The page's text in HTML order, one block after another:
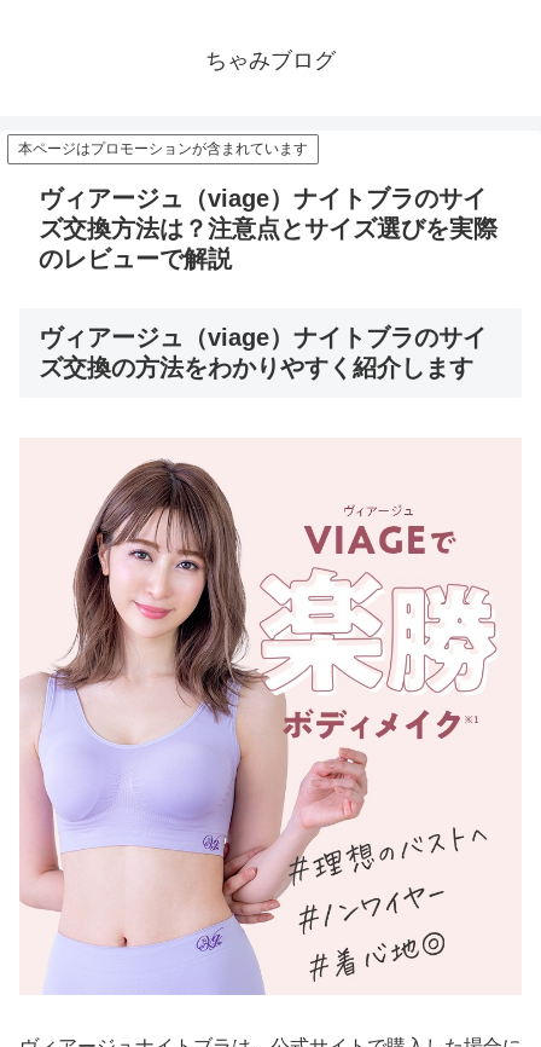
ちゃみブログ
本ページはプロモーションが含まれています
ヴィアージュ（viage）ナイトブラのサイ
ズ交換方法は？注意点とサイズ選びを実際
のレビューで解説
ヴィアージュ（viage）ナイトブラのサイ
ズ交換の方法をわかりやすく紹介します